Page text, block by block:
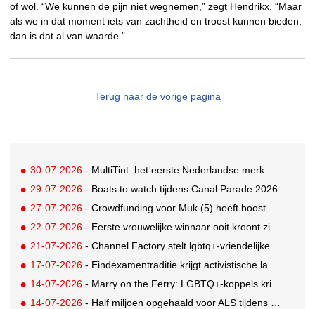
of wol. “We kunnen de pijn niet wegnemen,” zegt Hendrikx. “Maar
als we in dat moment iets van zachtheid en troost kunnen bieden,
dan is dat al van waarde.”
Terug naar de vorige pagina
30-07-2026 - MultiTint: het eerste Nederlandse merk voor inclusieve wond- en sportverzorging
29-07-2026 - Boats to watch tijdens Canal Parade 2026
27-07-2026 - Crowdfunding voor Muk (5) heeft boost gekregen door BN'ers
22-07-2026 - Eerste vrouwelijke winnaar ooit kroont zich tot beste grunter van Nederland
21-07-2026 - Channel Factory stelt lgbtq+-vriendelijke inclusion list beschikbaar
17-07-2026 - Eindexamentraditie krijgt activistische lading tegen menstruatiearmoede
14-07-2026 - Marry on the Ferry: LGBTQ+-koppels krijgen de kans om hun huwelijksgeloften te hernieuwen op een wel heel bijzondere locatie
14-07-2026 - Half miljoen opgehaald voor ALS tijdens eerste Rotterdamse TriALSon